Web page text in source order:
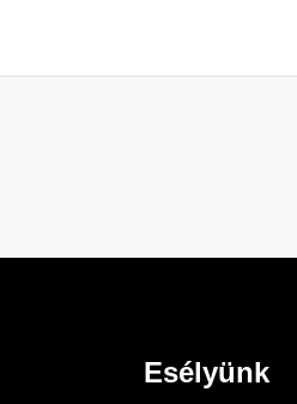
Esélyünk